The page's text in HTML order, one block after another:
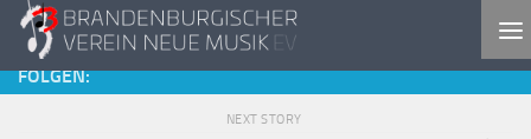
Skip to content
FOLGEN:
NEXT STORY